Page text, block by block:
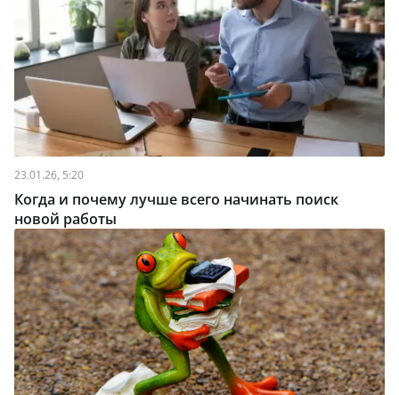
23.01.26, 5:20
Когда и почему лучше всего начинать поиск
новой работы